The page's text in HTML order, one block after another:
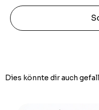
Dies könnte dir auch